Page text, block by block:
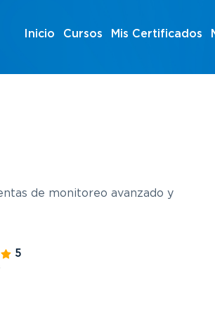
Inicio Cursos Mis Certificados
de monitoreo avanzado y
5